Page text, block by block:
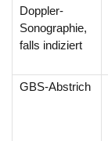
Doppler-
Sonographie,
falls indiziert
GBS-Abstrich